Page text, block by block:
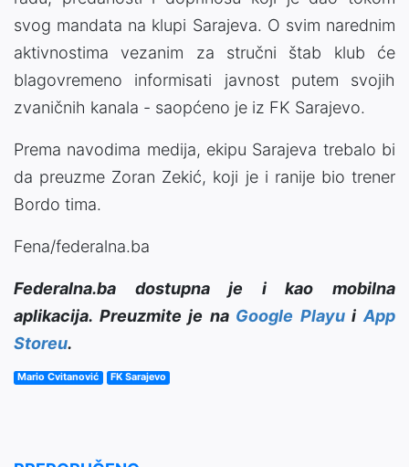
svog mandata na klupi Sarajeva. O svim narednim
aktivnostima vezanim za stručni štab klub će
blagovremeno informisati javnost putem svojih
zvaničnih kanala - saopćeno je iz FK Sarajevo.
Prema navodima medija, ekipu Sarajeva trebalo bi
da preuzme Zoran Zekić, koji je i ranije bio trener
Bordo tima.
Fena/federalna.ba
Federalna.ba dostupna je i kao mobilna
aplikacija. Preuzmite je na Google PlayuiApp
Storeu.
Mario Cvitanović FK Sarajevo